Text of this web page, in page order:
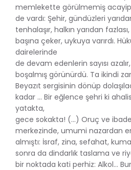
memlekette görülmemiş
de vardı: Şehir, gündüzleri
tenhalaşır, halkın yarıdan fazlası,
başına çeker, uykuya varırdı.
dairelerinde
de devam edenlerin sayısı
boşalmış görünürdü. Ta ikindi
Beyazıt sergisinin dönüp
kadar ... Bir eğlence şehri ki
yatakta,
gece sokakta! (...) Oruç ve
merkezinde, umumi nazardan
almıştı: İsraf, zina, sefahat,
sonra da dindarlık taslama ve
bir noktada kati perhiz: Alkol...